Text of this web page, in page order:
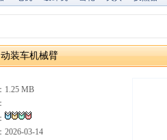
装车机械臂
1.25 MB
：
：
：2026-03-14